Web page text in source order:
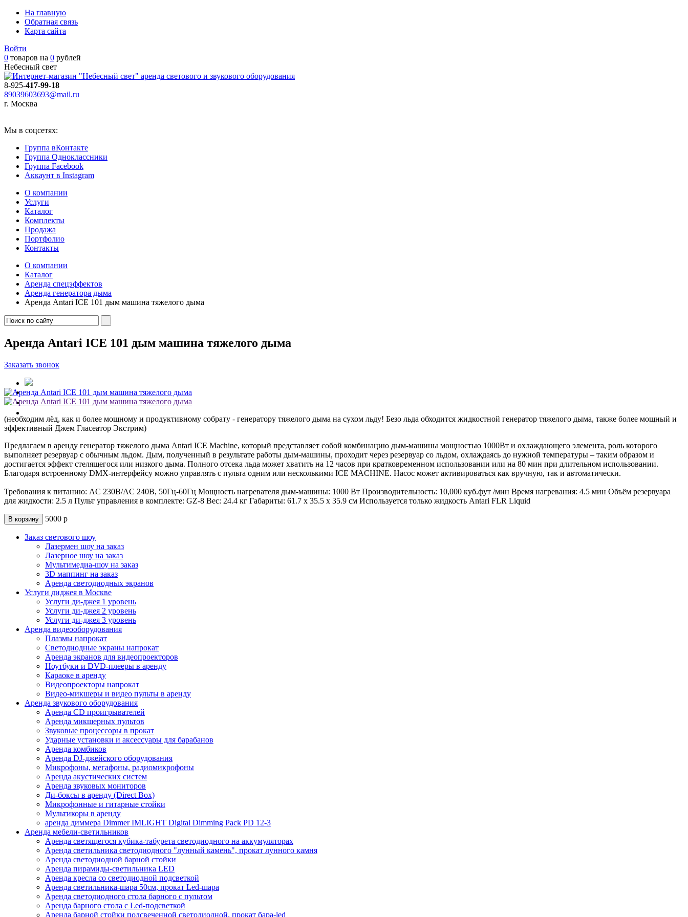
На главную
Обратная связь
Карта сайта
Войти
0 товаров на 0 рублей
Небесный свет
аренда светового и звукового оборудования
8-925-417-99-18
89039603693@mail.ru
г. Москва
Мы в соцсетях:
Группа вКонтакте
Группа Одноклассники
Группа Facebook
Аккаунт в Instagram
О компании
Услуги
Каталог
Комплекты
Продажа
Портфолио
Контакты
О компании
Каталог
Аренда спецэффектов
Аренда генератора дыма
Аренда Antari ICE 101 дым машина тяжелого дыма
Аренда Antari ICE 101 дым машина тяжелого дыма
Заказать звонок
(необходим лёд, как и более мощному и продуктивному собрату - генератору тяжелого дыма на сухом льду! Безо льда обходится жидкостной генератор тяжелого дыма, также более мощный и
эффективный Джем Гласеатор Экстрим)
Предлагаем в аренду генератор тяжелого дыма Antari ICE Machine, который представляет собой комбинацию дым-машины мощностью 1000Вт и охлаждающего элемента, роль которого
выполняет резервуар с обычным льдом. Дым, полученный в результате работы дым-машины, проходит через резервуар со льдом, охлаждаясь до нужной температуры – таким образом и
достигается эффект стелящегося или низкого дыма. Полного отсека льда может хватить на 12 часов при кратковременном использовании или на 80 мин при длительном использовании.
Благодаря встроенному DMX-интерфейсу можно управлять с пульта одним или несколькими ICE MACHINE. Насос может активироваться как вручную, так и автоматически.
Требования к питанию: AC 230В/AC 240В, 50Гц-60Гц Мощность нагревателя дым-машины: 1000 Вт Производительность: 10,000 куб.фут /мин Время нагревания: 4.5 мин Объём резервуара
для жидкости: 2.5 л Пульт управления в комплекте: GZ-8 Вес: 24.4 кг Габариты: 61.7 x 35.5 x 35.9 см Используется только жидкость Antari FLR Liquid
В корзину 5000 р
Заказ светового шоу
Лазермен шоу на заказ
Лазерное шоу на заказ
Мультимедиа-шоу на заказ
3D маппинг на заказ
Аренда светодиодных экранов
Услуги диджея в Москве
Услуги ди-джея 1 уровень
Услуги ди-джея 2 уровень
Услуги ди-джея 3 уровень
Аренда видеооборудования
Плазмы напрокат
Светодиодные экраны напрокат
Аренда экранов для видеопроекторов
Ноутбуки и DVD-плееры в аренду
Караоке в аренду
Видеопроекторы напрокат
Видео-микшеры и видео пульты в аренду
Аренда звукового оборудования
Аренда CD проигрывателей
Аренда микшерных пультов
Звуковые процессоры в прокат
Ударные установки и аксессуары для барабанов
Аренда комбиков
Аренда DJ-джейского оборудования
Микрофоны, мегафоны, радиомикрофоны
Аренда акустических систем
Аренда звуковых мониторов
Ди-боксы в аренду (Direct Box)
Микрофонные и гитарные стойки
Мультикоры в аренду
аренда диммера Dimmer IMLIGHT Digital Dimming Pack PD 12-3
Аренда мебели-светильников
Аренда светящегося кубика-табурета светодиодного на аккумуляторах
Аренда светильника светодиодного "лунный камень", прокат лунного камня
Аренда светодиодной барной стойки
Аренда пирамиды-светильника LED
Аренда кресла со светодиодной подсветкой
Аренда светильника-шара 50см, прокат Led-шара
Аренда светодиодного стола барного с пультом
Аренда барного стола с Led-подсветкой
Аренда барной стойки подсвеченной светодиодной, прокат бара-led